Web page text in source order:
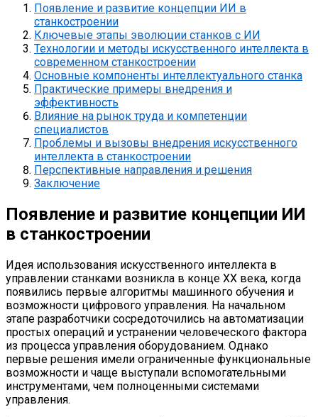
Появление и развитие концепции ИИ в
станкостроении
Ключевые этапы эволюции станков с ИИ
Технологии и методы искусственного интеллекта в
современном станкостроении
Основные компоненты интеллектуального станка
Практические примеры внедрения и
эффективность
Влияние на рынок труда и компетенции
специалистов
Проблемы и вызовы внедрения искусственного
интеллекта в станкостроении
Перспективные направления и решения
Заключение
Появление и развитие концепции ИИ
в станкостроении
Идея использования искусственного интеллекта в
управлении станками возникла в конце XX века, когда
появились первые алгоритмы машинного обучения и
возможности цифрового управления. На начальном
этапе разработчики сосредоточились на автоматизации
простых операций и устранении человеческого фактора
из процесса управления оборудованием. Однако
первые решения имели ограниченные функциональные
возможности и чаще выступали вспомогательными
инструментами, чем полноценными системами
управления.